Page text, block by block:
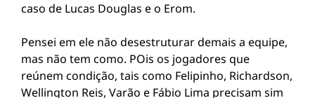
caso de Lucas Douglas e o Erom.
Pensei em ele não desestruturar demais a equipe,
mas não tem como. POis os jogadores que
reúnem condição, tais como Felipinho, Richardson,
Wellington Reis, Varão e Fábio Lima precisam sim